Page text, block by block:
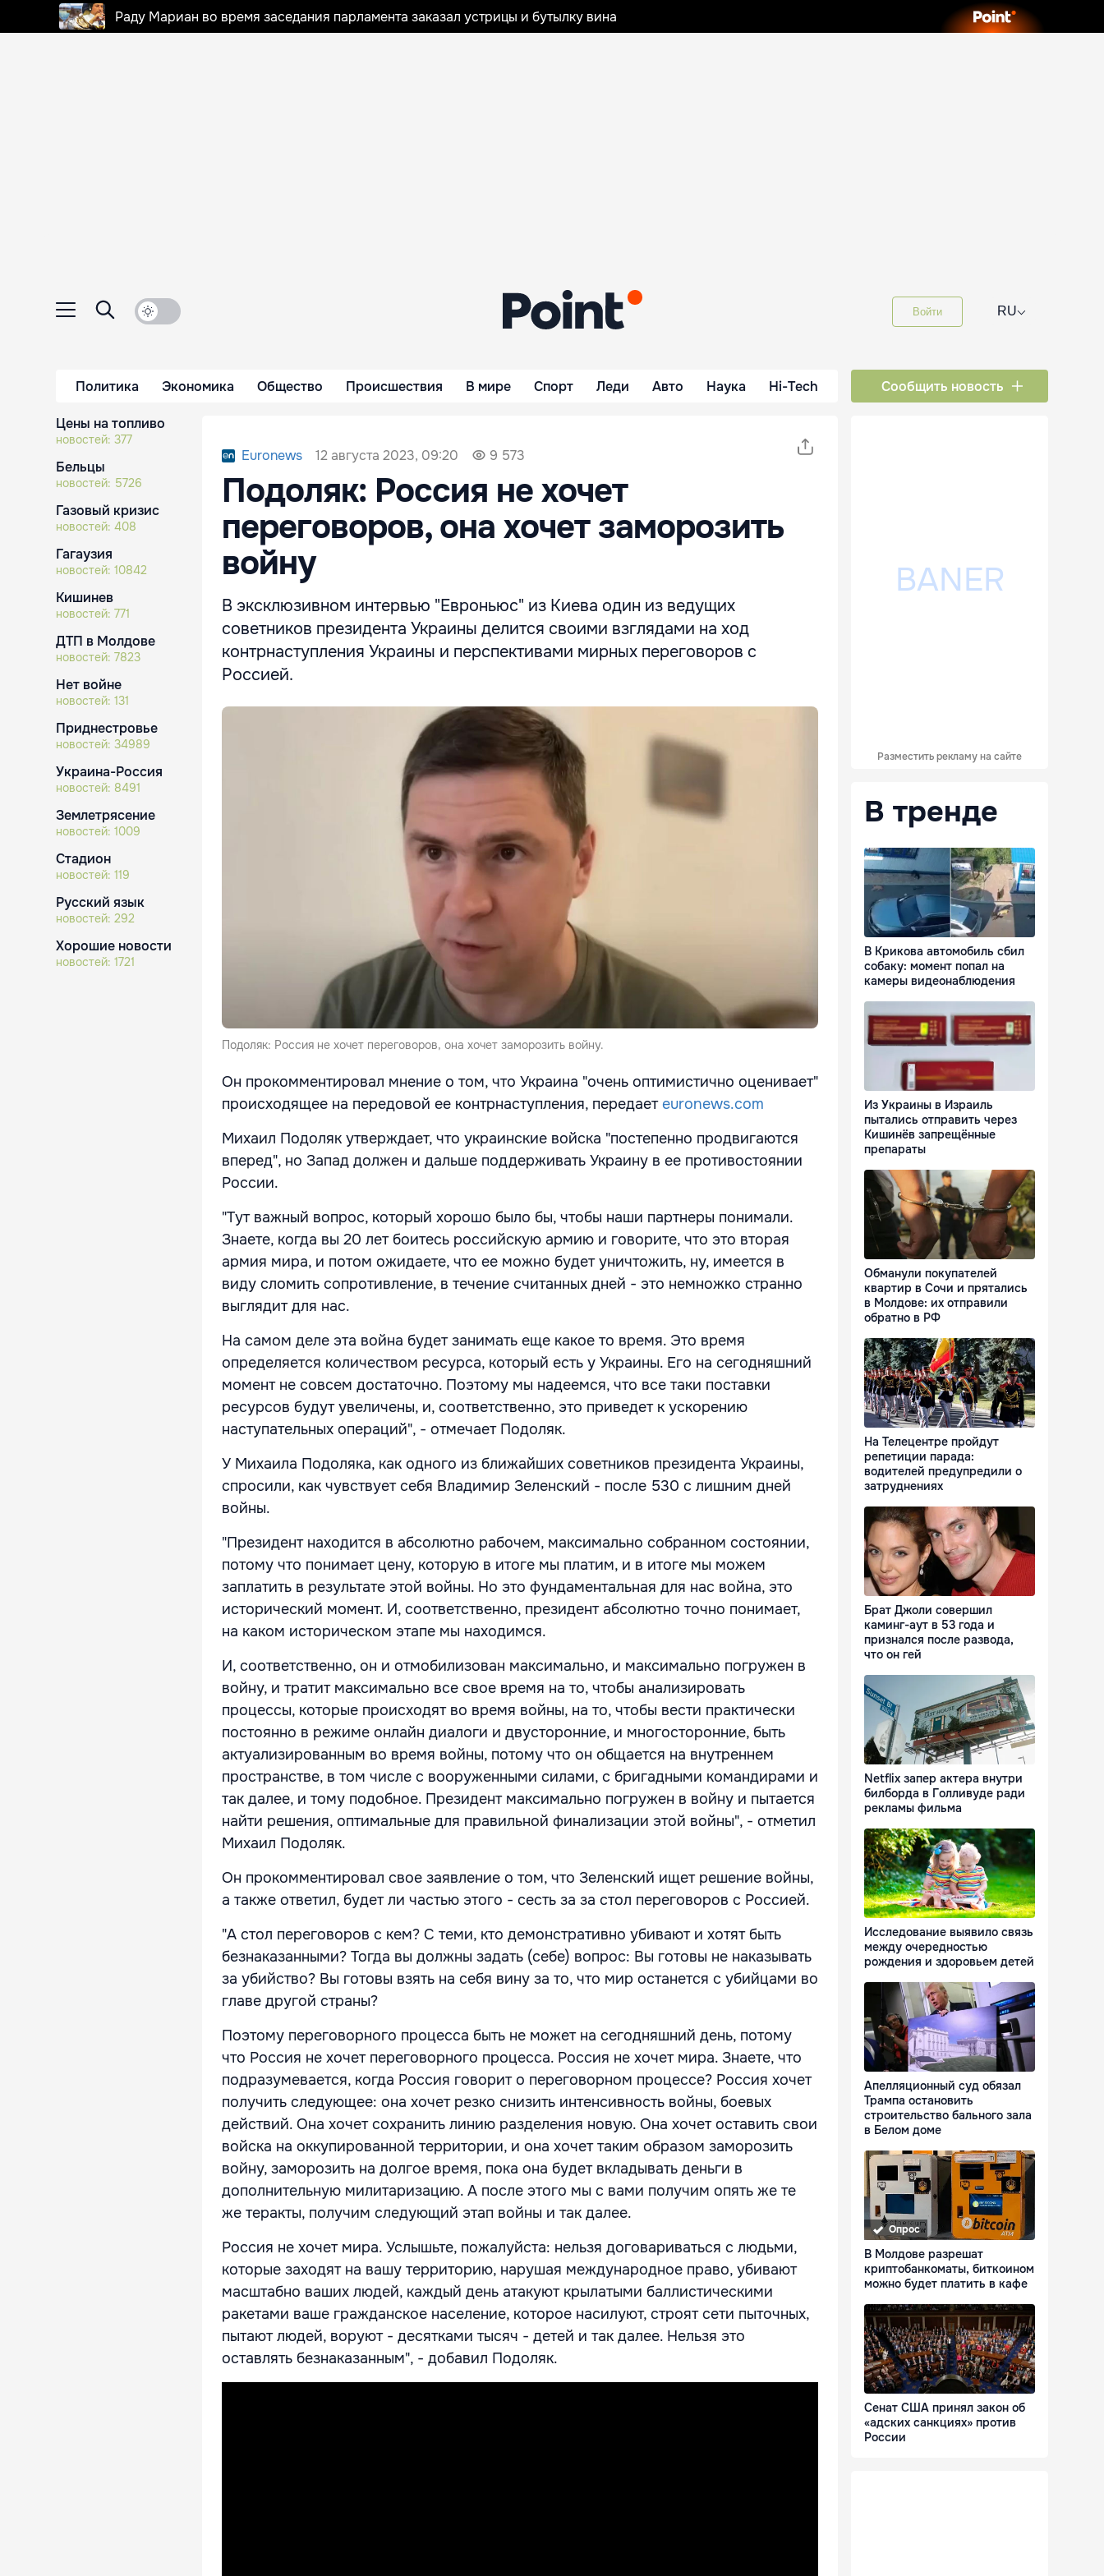
Раду Мариан во время заседания парламента заказал устрицы и бутылку вина
Войти RU⌵
Политика Экономика Общество Происшествия В мире Спорт Леди Авто Наука Hi-Tech Сообщить новость
Цены на топливо
новостей: 377
Бельцы
новостей: 5726
Газовый кризис
новостей: 408
Гагаузия
новостей: 10842
Кишинев
новостей: 771
ДТП в Молдове
новостей: 7823
Нет войне
новостей: 131
Приднестровье
новостей: 34989
Украина-Россия
новостей: 8491
Землетрясение
новостей: 1009
Стадион
новостей: 119
Русский язык
новостей: 292
Хорошие новости
новостей: 1721
Euronews 12 августа 2023, 09:20 9 573
Подоляк: Россия не хочет
переговоров, она хочет заморозить
войну
В эксклюзивном интервью "Евроньюс" из Киева один из ведущих
советников президента Украины делится своими взглядами на ход
контрнаступления Украины и перспективами мирных переговоров с
Россией.
Подоляк: Россия не хочет переговоров, она хочет заморозить войну.
Он прокомментировал мнение о том, что Украина "очень оптимистично оценивает"
происходящее на передовой ее контрнаступления, передаетeuronews.com
Михаил Подоляк утверждает, что украинские войска "постепенно продвигаются
вперед", но Запад должен и дальше поддерживать Украину в ее противостоянии
России.
"Тут важный вопрос, который хорошо было бы, чтобы наши партнеры понимали.
Знаете, когда вы 20 лет боитесь российскую армию и говорите, что это вторая
армия мира, и потом ожидаете, что ее можно будет уничтожить, ну, имеется в
виду сломить сопротивление, в течение считанных дней - это немножко странно
выглядит для нас.
На самом деле эта война будет занимать еще какое то время. Это время
определяется количеством ресурса, который есть у Украины. Его на сегодняшний
момент не совсем достаточно. Поэтому мы надеемся, что все таки поставки
ресурсов будут увеличены, и, соответственно, это приведет к ускорению
наступательных операций", - отмечает Подоляк.
У Михаила Подоляка, как одного из ближайших советников президента Украины,
спросили, как чувствует себя Владимир Зеленский - после 530 с лишним дней
войны.
"Президент находится в абсолютно рабочем, максимально собранном состоянии,
потому что понимает цену, которую в итоге мы платим, и в итоге мы можем
заплатить в результате этой войны. Но это фундаментальная для нас война, это
исторический момент. И, соответственно, президент абсолютно точно понимает,
на каком историческом этапе мы находимся.
И, соответственно, он и отмобилизован максимально, и максимально погружен в
войну, и тратит максимально все свое время на то, чтобы анализировать
процессы, которые происходят во время войны, на то, чтобы вести практически
постоянно в режиме онлайн диалоги и двусторонние, и многосторонние, быть
актуализированным во время войны, потому что он общается на внутреннем
пространстве, в том числе с вооруженными силами, с бригадными командирами и
так далее, и тому подобное. Президент максимально погружен в войну и пытается
найти решения, оптимальные для правильной финализации этой войны", - отметил
Михаил Подоляк.
Он прокомментировал свое заявление о том, что Зеленский ищет решение войны,
а также ответил, будет ли частью этого - сесть за за стол переговоров с Россией.
"А стол переговоров с кем? С теми, кто демонстративно убивают и хотят быть
безнаказанными? Тогда вы должны задать (себе) вопрос: Вы готовы не наказывать
за убийство? Вы готовы взять на себя вину за то, что мир останется с убийцами во
главе другой страны?
Поэтому переговорного процесса быть не может на сегодняшний день, потому
что Россия не хочет переговорного процесса. Россия не хочет мира. Знаете, что
подразумевается, когда Россия говорит о переговорном процессе? Россия хочет
получить следующее: она хочет резко снизить интенсивность войны, боевых
действий. Она хочет сохранить линию разделения новую. Она хочет оставить свои
войска на оккупированной территории, и она хочет таким образом заморозить
войну, заморозить на долгое время, пока она будет вкладывать деньги в
дополнительную милитаризацию. А после этого мы с вами получим опять же те
же теракты, получим следующий этап войны и так далее.
Россия не хочет мира. Услышьте, пожалуйста: нельзя договариваться с людьми,
которые заходят на вашу территорию, нарушая международное право, убивают
масштабно ваших людей, каждый день атакуют крылатыми баллистическими
ракетами ваше гражданское население, которое насилуют, строят сети пыточных,
пытают людей, воруют - десятками тысяч - детей и так далее. Нельзя это
оставлять безнаказанным", - добавил Подоляк.
Разместить рекламу на сайте
В тренде
В Крикова автомобиль сбил
собаку: момент попал на
камеры видеонаблюдения
Из Украины в Израиль
пытались отправить через
Кишинёв запрещённые
препараты
Обманули покупателей
квартир в Сочи и прятались
в Молдове: их отправили
обратно в РФ
На Телецентре пройдут
репетиции парада:
водителей предупредили о
затруднениях
Брат Джоли совершил
каминг-аут в 53 года и
признался после развода,
что он гей
Netflix запер актера внутри
билборда в Голливуде ради
рекламы фильма
Исследование выявило связь
между очередностью
рождения и здоровьем детей
Апелляционный суд обязал
Трампа остановить
строительство бального зала
в Белом доме
Опрос
В Молдове разрешат
криптобанкоматы, биткоином
можно будет платить в кафе
Сенат США принял закон об
«адских санкциях» против
России